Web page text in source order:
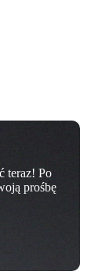
teraz! Po
prośbę